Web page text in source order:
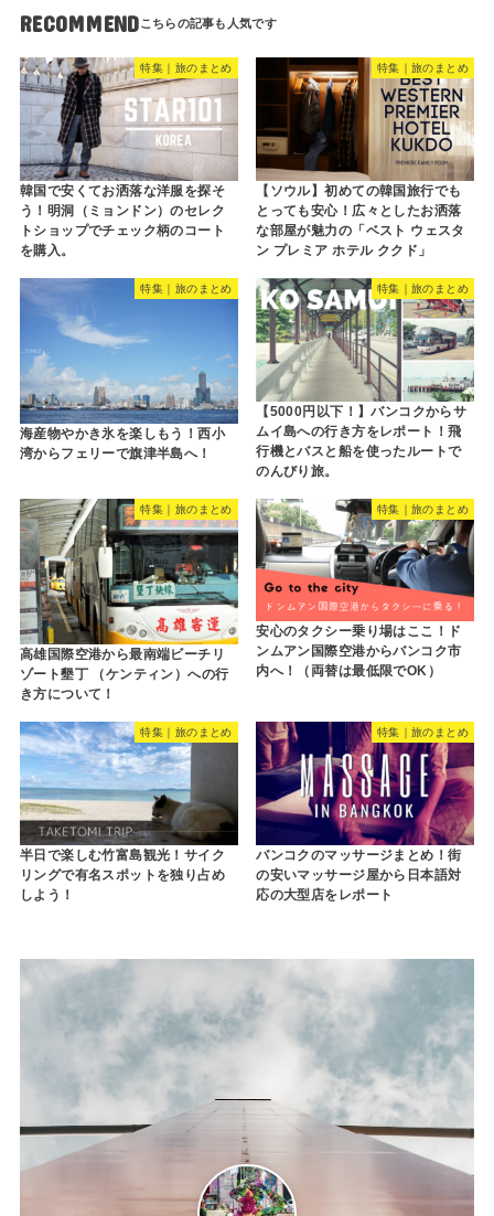
RECOMMEND
特集｜旅のまとめ
韓国で安くてお洒落な洋服を探そ
う！明洞（ミョンドン）のセレク
トショップでチェック柄のコート
を購入。
特集｜旅のまとめ
【ソウル】初めての韓国旅行でも
とっても安心！広々としたお洒落
な部屋が魅力の「ベスト ウェスタ
ン プレミア ホテル ククド」
特集｜旅のまとめ
海産物やかき氷を楽しもう！西小
湾からフェリーで旗津半島へ！
特集｜旅のまとめ
【5000円以下！】バンコクからサ
ムイ島への行き方をレポート！飛
行機とバスと船を使ったルートで
のんびり旅。
特集｜旅のまとめ
高雄国際空港から最南端ビーチリ
ゾート墾丁 （ケンティン）への行
き方について！
特集｜旅のまとめ
安心のタクシー乗り場はここ！ド
ンムアン国際空港からバンコク市
内へ！（両替は最低限でOK）
特集｜旅のまとめ
半日で楽しむ竹富島観光！サイク
リングで有名スポットを独り占め
しよう！
特集｜旅のまとめ
バンコクのマッサージまとめ！街
の安いマッサージ屋から日本語対
応の大型店をレポート